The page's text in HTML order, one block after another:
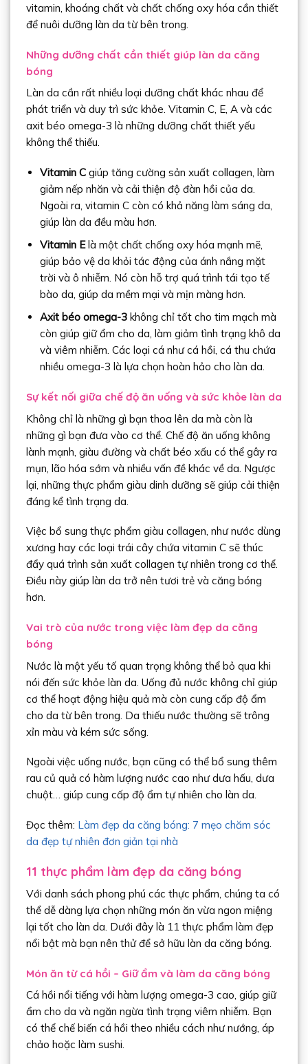
vitamin, khoáng chất và chất chống oxy hóa cần thiết
để nuôi dưỡng làn da từ bên trong.
Những dưỡng chất cần thiết giúp làn da căng
bóng
Làn da cần rất nhiều loại dưỡng chất khác nhau để
phát triển và duy trì sức khỏe. Vitamin C, E, A và các
axit béo omega-3 là những dưỡng chất thiết yếu
không thể thiếu.
Vitamin Cgiúp tăng cường sản xuất collagen, làm
giảm nếp nhăn và cải thiện độ đàn hồi của da.
Ngoài ra, vitamin C còn có khả năng làm sáng da,
giúp làn da đều màu hơn.
Vitamin Elà một chất chống oxy hóa mạnh mẽ,
giúp bảo vệ da khỏi tác động của ánh nắng mặt
trời và ô nhiễm. Nó còn hỗ trợ quá trình tái tạo tế
bào da, giúp da mềm mại và mịn màng hơn.
Axit béo omega-3không chỉ tốt cho tim mạch mà
còn giúp giữ ẩm cho da, làm giảm tình trạng khô da
và viêm nhiễm. Các loại cá như cá hồi, cá thu chứa
nhiều omega-3 là lựa chọn hoàn hảo cho làn da.
Sự kết nối giữa chế độ ăn uống và sức khỏe làn da
Không chỉ là những gì bạn thoa lên da mà còn là
những gì bạn đưa vào cơ thể. Chế độ ăn uống không
lành mạnh, giàu đường và chất béo xấu có thể gây ra
mụn, lão hóa sớm và nhiều vấn đề khác về da. Ngược
lại, những thực phẩm giàu dinh dưỡng sẽ giúp cải thiện
đáng kể tình trạng da.
Việc bổ sung thực phẩm giàu collagen, như nước dùng
xương hay các loại trái cây chứa vitamin C sẽ thúc
đẩy quá trình sản xuất collagen tự nhiên trong cơ thể.
Điều này giúp làn da trở nên tươi trẻ và căng bóng
hơn.
Vai trò của nước trong việc làm đẹp da căng
bóng
Nước là một yếu tố quan trọng không thể bỏ qua khi
nói đến sức khỏe làn da. Uống đủ nước không chỉ giúp
cơ thể hoạt động hiệu quả mà còn cung cấp độ ẩm
cho da từ bên trong. Da thiếu nước thường sẽ trông
xỉn màu và kém sức sống.
Ngoài việc uống nước, bạn cũng có thể bổ sung thêm
rau củ quả có hàm lượng nước cao như dưa hấu, dưa
chuột… giúp cung cấp độ ẩm tự nhiên cho làn da.
Đọc thêm: Làm đẹp da căng bóng: 7 mẹo chăm sóc
da đẹp tự nhiên đơn giản tại nhà
11 thực phẩm làm đẹp da căng bóng
Với danh sách phong phú các thực phẩm, chúng ta có
thể dễ dàng lựa chọn những món ăn vừa ngon miệng
lại tốt cho làn da. Dưới đây là 11 thực phẩm làm đẹp
nổi bật mà bạn nên thử để sở hữu làn da căng bóng.
Món ăn từ cá hồi – Giữ ẩm và làm da căng bóng
Cá hồi nổi tiếng với hàm lượng omega-3 cao, giúp giữ
ẩm cho da và ngăn ngừa tình trạng viêm nhiễm. Bạn
có thể chế biến cá hồi theo nhiều cách như nướng, áp
chảo hoặc làm sushi.